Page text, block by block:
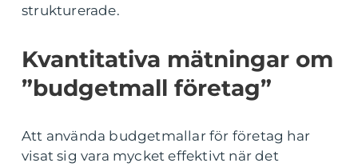
strukturerade.
Kvantitativa mätningar om
”budgetmall företag”
Att använda budgetmallar för företag har
visat sig vara mycket effektivt när det